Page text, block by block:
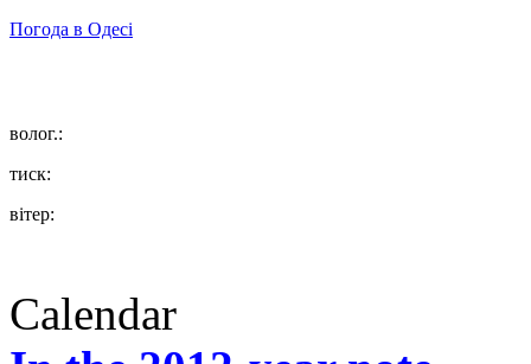
Погода в Одесі
волог.:
тиск:
вітер:
Calendar